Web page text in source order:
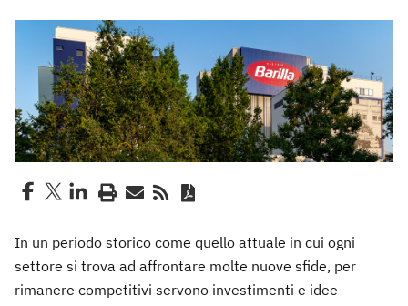
In un periodo storico come quello attuale in cui ogni
settore si trova ad affrontare molte nuove sfide, per
rimanere competitivi servono investimenti e idee